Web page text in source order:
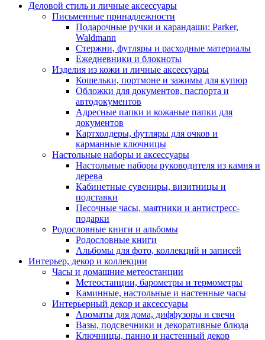
Деловой стиль и личные аксессуары
Письменные принадлежности
Подарочные ручки и карандаши: Parker,
Waldmann
Стержни, футляры и расходные материалы
Ежедневники и блокноты
Изделия из кожи и личные аксессуары
Кошельки, портмоне и зажимы для купюр
Обложки для документов, паспорта и
автодокументов
Адресные папки и кожаные папки для
документов
Картхолдеры, футляры для очков и
карманные ключницы
Настольные наборы и аксессуары
Настольные наборы руководителя из камня и
дерева
Кабинетные сувениры, визитницы и
подставки
Песочные часы, маятники и антистресс-
подарки
Родословные книги и альбомы
Родословные книги
Альбомы для фото, коллекций и записей
Интерьер, декор и коллекции
Часы и домашние метеостанции
Метеостанции, барометры и термометры
Каминные, настольные и настенные часы
Интерьерный декор и аксессуары
Ароматы для дома, диффузоры и свечи
Вазы, подсвечники и декоративные блюда
Ключницы, панно и настенный декор